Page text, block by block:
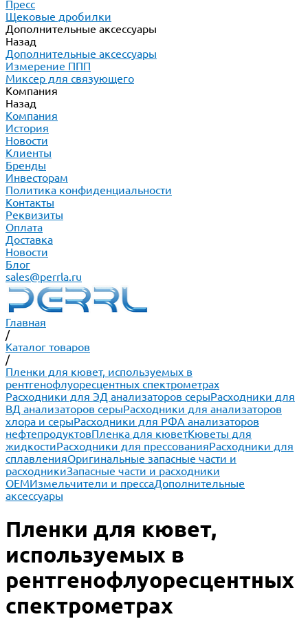
Пресс
Щековые дробилки
Дополнительные аксессуары
Назад
Дополнительные аксессуары
Измерение ППП
Миксер для связующего
Компания
Назад
Компания
История
Новости
Клиенты
Бренды
Инвесторам
Политика конфиденциальности
Контакты
Реквизиты
Оплата
Доставка
Новости
Блог
sales@perrla.ru
Главная
/
Каталог товаров
/
Пленки для кювет, используемых в
рентгенофлуоресцентных спектрометрах
Расходники для ЭД анализаторов серыРасходники для
ВД анализаторов серыРасходники для анализаторов
хлора и серыРасходники для РФА анализаторов
нефтепродуктовПленка для кюветКюветы для
жидкостиРасходники для прессованияРасходники для
сплавленияОригинальные запасные части и
расходникиЗапасные части и расходники
ОЕМИзмельчители и прессаДополнительные
аксессуары
Пленки для кювет,
используемых в
рентгенофлуоресцентных
спектрометрах